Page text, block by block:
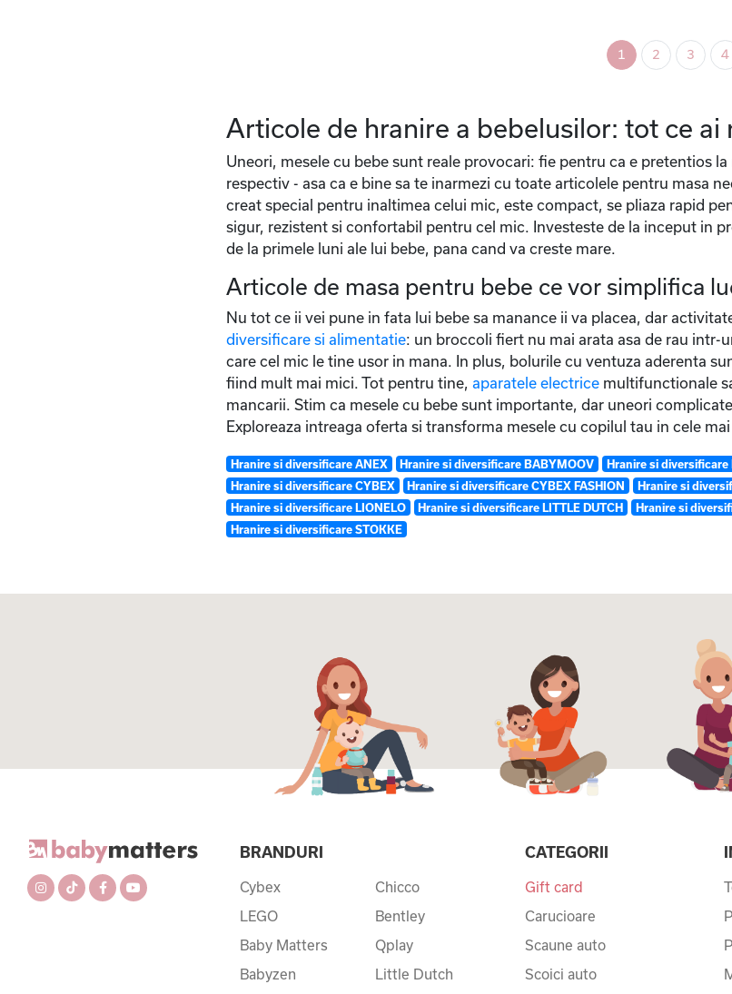
1 2 3 4
Articole de hranire a bebelusilor: tot ce
Uneori, mesele cu bebe sunt reale provocari: fie pentru ca e pretentios
respectiv - asa ca e bine sa te inarmezi cu toate articolele pentru masa
creat special pentru inaltimea celui mic, este compact, se pliaza rapid
sigur, rezistent si confortabil pentru cel mic. Investeste de la inceput in
de la primele luni ale lui bebe, pana cand va creste mare.
Articole de masa pentru bebe ce vor simplifica
Nu tot ce ii vei pune in fata lui bebe sa manance ii va placea, dar
diversificare si alimentatie: un broccoli fiert nu mai arata asa de rau intr-
care cel mic le tine usor in mana. In plus, bolurile cu ventuza aderenta
fiind mult mai mici. Tot pentru tine, aparatele electrice multifunctionale
mancarii. Stim ca mesele cu bebe sunt importante, dar uneori
Exploreaza intreaga oferta si transforma mesele cu copilul tau in cele
Hranire si diversificare ANEX Hranire si diversificare BABYMOOV Hranire si diversificare
Hranire si diversificare CYBEX
Hranire si diversificare CYBEX FASHION Hranire si
Hranire si diversificare LIONELO
Hranire si diversificare LITTLE DUTCH Hranire si
Hranire si diversificare STOKKE
BRANDURI
Cybex
LEGO
Baby Matters
Babyzen
Chicco
Bentley
Qplay
Little Dutch
CATEGORII
Gift card
Carucioare
Scaune auto
Scoici auto